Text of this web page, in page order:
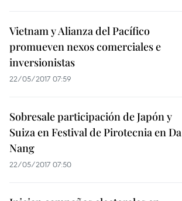
Vietnam y Alianza del Pacífico
promueven nexos comerciales e
inversionistas
22/05/2017 07:59
Sobresale participación de Japón y
Suiza en Festival de Pirotecnia en Da
Nang
22/05/2017 07:50